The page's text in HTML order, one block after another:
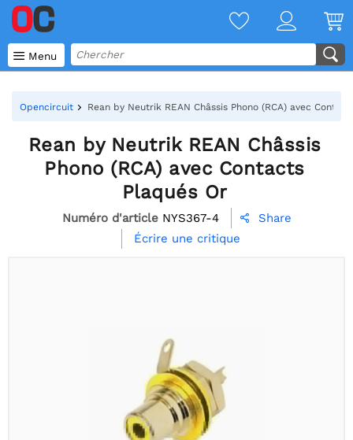
 Menu
Opencircuit Rean by Neutrik REAN Châssis Phono (RCA) avec
Rean by Neutrik REAN Châssis
Phono (RCA) avec Contacts
Plaqués Or
Numéro d'article NYS367-4 
Share
Écrire une critique